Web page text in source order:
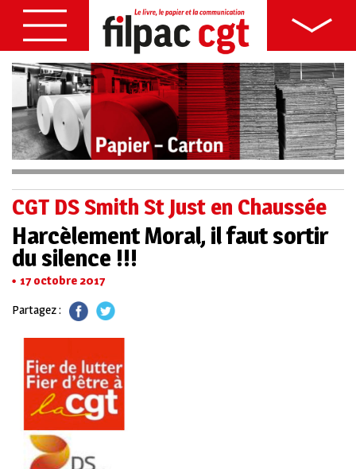
CGT DS Smith St Just en Chaussée
Harcèlement Moral, il faut sortir
du silence !!!
17 octobre 2017
Partagez :